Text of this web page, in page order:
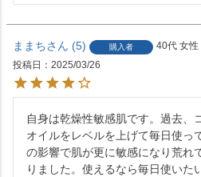
ままち 5 購入者 40代 女性
投稿日
2025/03/26
自身は乾燥性敏感肌です。過去、
オイルをレベルを上げて毎日使っ
の影響で肌が更に敏感になり荒れ
りました。使えるなら毎日使いた